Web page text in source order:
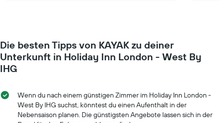
Die besten Tipps von KAYAK zu deiner
Unterkunft in Holiday Inn London - West By
IHG
Wenn du nach einem günstigen Zimmer im Holiday Inn London -
West By IHG suchst, könntest du einen Aufenthalt in der
Nebensaison planen. Die günstigsten Angebote lassen sich in der